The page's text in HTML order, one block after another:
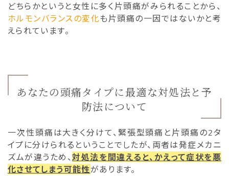
どちらかというと女性に多く片頭痛がみられることから、
ホルモンバランスの変化も片頭痛の一因ではないかと考
えられています。
あなたの頭痛タイプに最適な対処法と予
防法について
一次性頭痛は大きく分けて、緊張型頭痛と片頭痛の2タ
イプに分けられるということでしたが、両者は発症メカニ
ズムが違うため、対処法を間違えると、かえって症状を悪
化させてしまう可能性があります。